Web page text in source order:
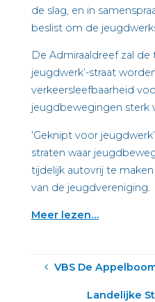
de slag, en in
beslist om de
De Admiraaldreef zal
jeugdwerk’-straat
verkeersleefbaarheid
jeugdbewegingen sterk
‘Geknipt voor
straten waar
tijdelijk autovrij te
van de jeugdvereniging.
Meer lezen…
VBS De
Landelijke